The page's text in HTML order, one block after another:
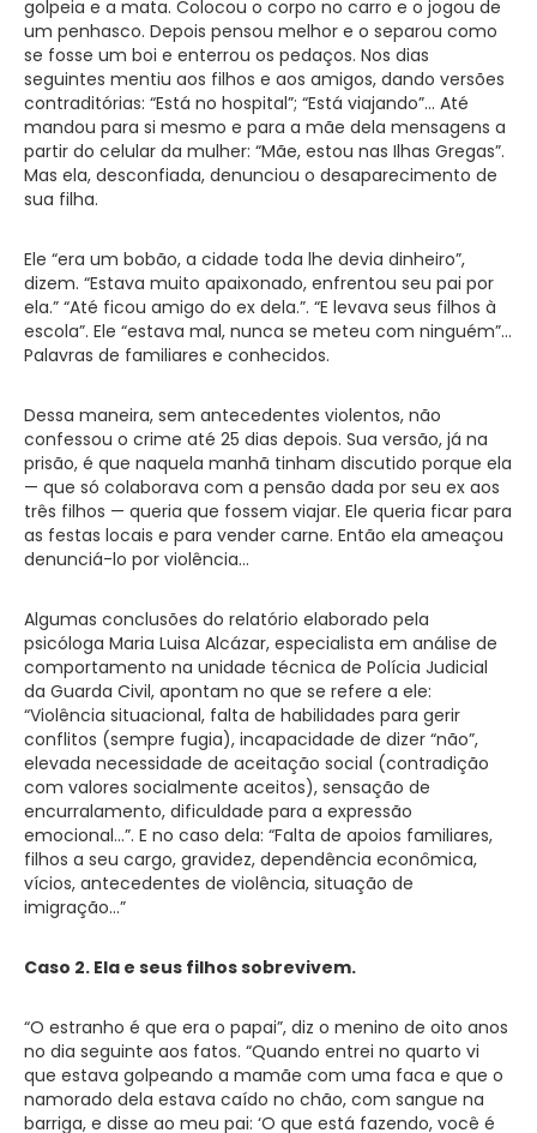
golpeia e a mata. Colocou o corpo no carro e o jogou de
um penhasco. Depois pensou melhor e o separou como
se fosse um boi e enterrou os pedaços. Nos dias
seguintes mentiu aos filhos e aos amigos, dando versões
contraditórias: “Está no hospital”; “Está viajando”… Até
mandou para si mesmo e para a mãe dela mensagens a
partir do celular da mulher: “Mãe, estou nas Ilhas Gregas”.
Mas ela, desconfiada, denunciou o desaparecimento de
sua filha.
Ele “era um bobão, a cidade toda lhe devia dinheiro”,
dizem. “Estava muito apaixonado, enfrentou seu pai por
ela.” “Até ficou amigo do ex dela.”. “E levava seus filhos à
escola”. Ele “estava mal, nunca se meteu com ninguém”…
Palavras de familiares e conhecidos.
Dessa maneira, sem antecedentes violentos, não
confessou o crime até 25 dias depois. Sua versão, já na
prisão, é que naquela manhã tinham discutido porque ela
— que só colaborava com a pensão dada por seu ex aos
três filhos — queria que fossem viajar. Ele queria ficar para
as festas locais e para vender carne. Então ela ameaçou
denunciá-lo por violência…
Algumas conclusões do relatório elaborado pela
psicóloga Maria Luisa Alcázar, especialista em análise de
comportamento na unidade técnica de Polícia Judicial
da Guarda Civil, apontam no que se refere a ele:
“Violência situacional, falta de habilidades para gerir
conflitos (sempre fugia), incapacidade de dizer “não”,
elevada necessidade de aceitação social (contradição
com valores socialmente aceitos), sensação de
encurralamento, dificuldade para a expressão
emocional…”. E no caso dela: “Falta de apoios familiares,
filhos a seu cargo, gravidez, dependência econômica,
vícios, antecedentes de violência, situação de
imigração…”
Caso 2. Ela e seus filhos sobrevivem.
“O estranho é que era o papai”, diz o menino de oito anos
no dia seguinte aos fatos. “Quando entrei no quarto vi
que estava golpeando a mamãe com uma faca e que o
namorado dela estava caído no chão, com sangue na
barriga, e disse ao meu pai: ‘O que está fazendo, você é